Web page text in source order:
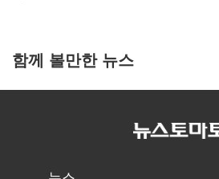
함께 볼만한 뉴스